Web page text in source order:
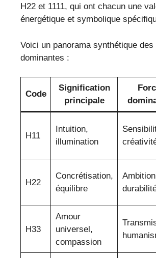
H22 et 1111, qui ont chacun une
énergétique et symbolique
Voici un panorama synthétique des
dominantes :
Code
Signification
principale
H11
Intuition,
illumination
H22
Concrétisation,
équilibre
H33
Amour
universel,
compassion